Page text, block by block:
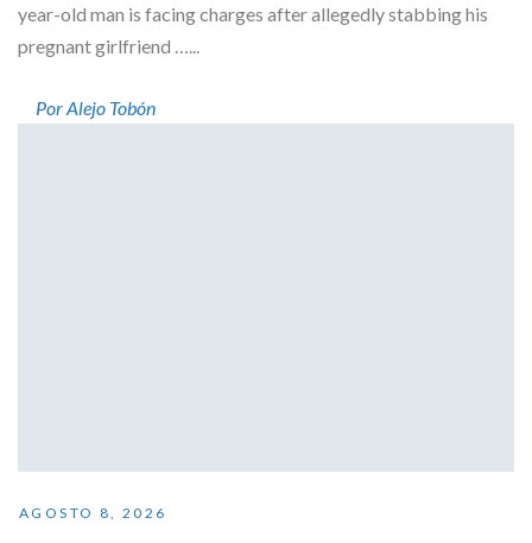
year-old man is facing charges after allegedly stabbing his
pregnant girlfriend …...
Por Alejo Tobón
AGOSTO 8, 2026